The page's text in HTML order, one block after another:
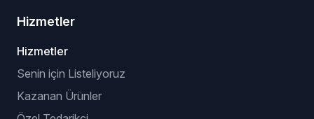
Hizmetler
Hizmetler
Senin için Listeliyoruz
Kazanan Ürünler